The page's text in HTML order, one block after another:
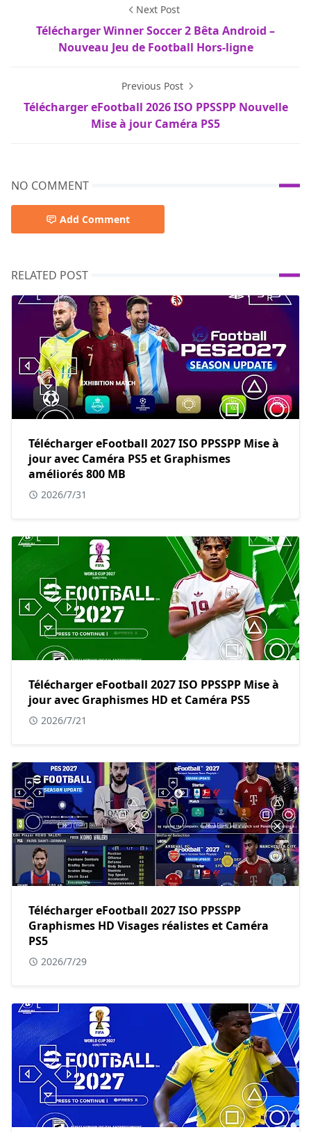
Next Post
Télécharger Winner Soccer 2 Bêta Android –
Nouveau Jeu de Football Hors-ligne
Previous Post
Télécharger eFootball 2026 ISO PPSSPP Nouvelle
Mise à jour Caméra PS5
NO COMMENT
Add Comment
RELATED POST
Télécharger eFootball 2027 ISO PPSSPP Mise à
jour avec Caméra PS5 et Graphismes
améliorés 800 MB
2026/7/31
Télécharger eFootball 2027 ISO PPSSPP Mise à
jour avec Graphismes HD et Caméra PS5
2026/7/21
Télécharger eFootball 2027 ISO PPSSPP
Graphismes HD Visages réalistes et Caméra
PS5
2026/7/29